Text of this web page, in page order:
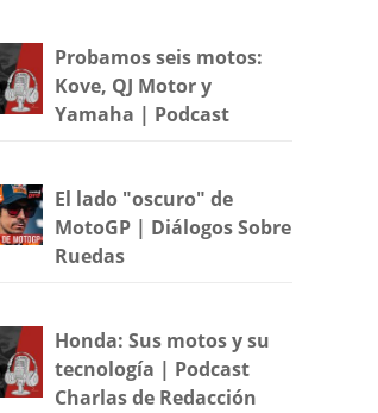
Probamos seis motos:
Kove, QJ Motor y
Yamaha | Podcast
El lado "oscuro" de
MotoGP | Diálogos Sobre
Ruedas
Honda: Sus motos y su
tecnología | Podcast
Charlas de Redacción